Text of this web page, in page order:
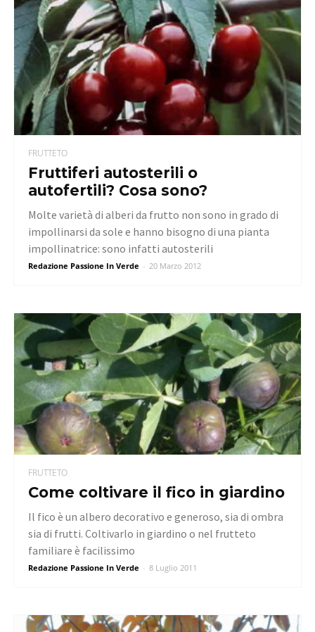
FRUTTETO
Fruttiferi autosterili o
autofertili? Cosa sono?
Redazione Passione In Verde - 20 Marzo 2012
Molte varietà di alberi da frutto non sono in grado di
impollinarsi da sole e hanno bisogno di una pianta
impollinatrice: sono infatti autosterili
FRUTTETO
Come coltivare il fico in giardino
Redazione Passione In Verde - 8 Luglio 2011
Il fico è un albero decorativo e generoso, sia di ombra
sia di frutti. Coltivarlo in giardino o nel frutteto
familiare è facilissimo